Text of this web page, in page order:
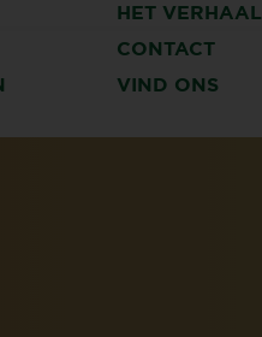
HET VERHAAL
CONTACT
VIND ONS